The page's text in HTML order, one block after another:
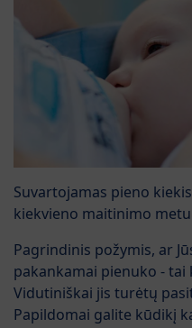
Suvartojamas pieno
kiekvieno maitinimo
Pagrindinis požymis, ar
pakankamai pienuko -
Vidutiniškai jis turėtų
Papildomai galite kūdikį